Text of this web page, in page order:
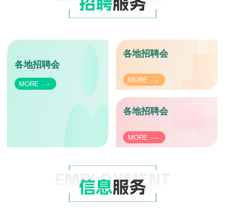
各地招聘会
MORE
各地招聘会
MORE
各地招聘会
MORE